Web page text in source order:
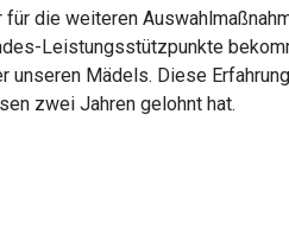
für die weiteren
Leistungsstützpunkte
Mädels. Diese
zwei Jahren gelohnt hat.